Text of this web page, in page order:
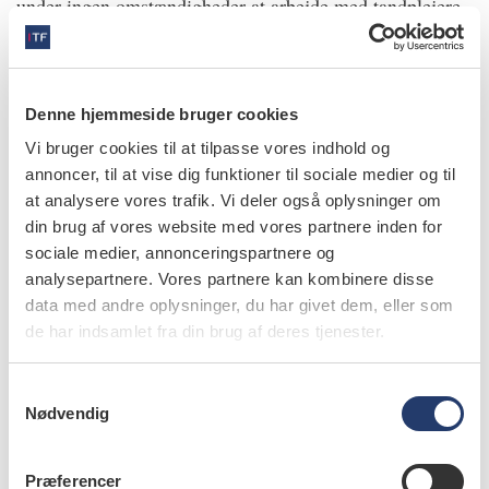
Denne hjemmeside bruger cookies
Vi bruger cookies til at tilpasse vores indhold og
annoncer, til at vise dig funktioner til sociale medier og til
at analysere vores trafik. Vi deler også oplysninger om
din brug af vores website med vores partnere inden for
sociale medier, annonceringspartnere og
analysepartnere. Vores partnere kan kombinere disse
data med andre oplysninger, du har givet dem, eller som
de har indsamlet fra din brug af deres tjenester.
Nødvendig
Præferencer
under ingen omstændigheder at arbejde med tandplejere.
Som præsident skal jeg ikke kun forholde mig til det
politiske, men også arbejde diplomatisk og kunne dæmpe
udfordring, at vi holder møderne på engelsk, da det ikke
er vores modersmål. Under følelsesmæssige diskussioner
må man derfor vurdere, om et voldsomt udbrud var tænkt
sådan, eller om det er sprogbarrieren, der gør det. Vi
diskuterer emnet i et par timer, og derefter tager de af os,
der skal til møder de næste par dage, hen til vores
hoteller.
19.00
Vi mødes igen til en såkaldt ”working dinner”, hvor vi
planlægger processen for møderne de kommende dage.